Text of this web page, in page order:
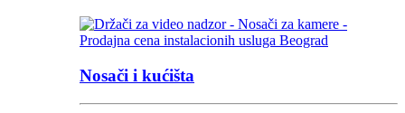
Nosači i kućišta